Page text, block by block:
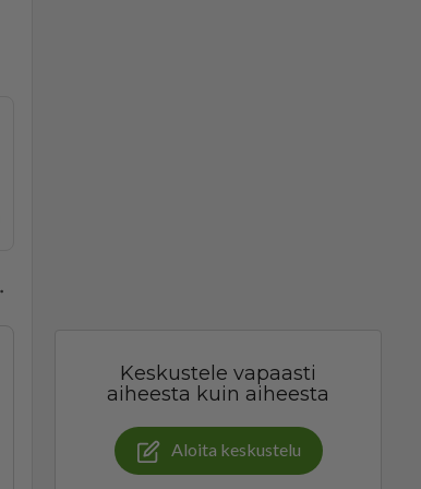
Keskustele vapaasti
aiheesta kuin aiheesta
Aloita keskustelu